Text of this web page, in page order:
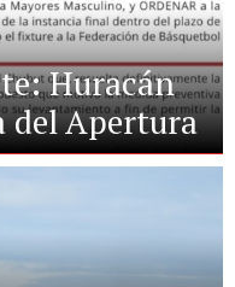
Huracán
del Apertura